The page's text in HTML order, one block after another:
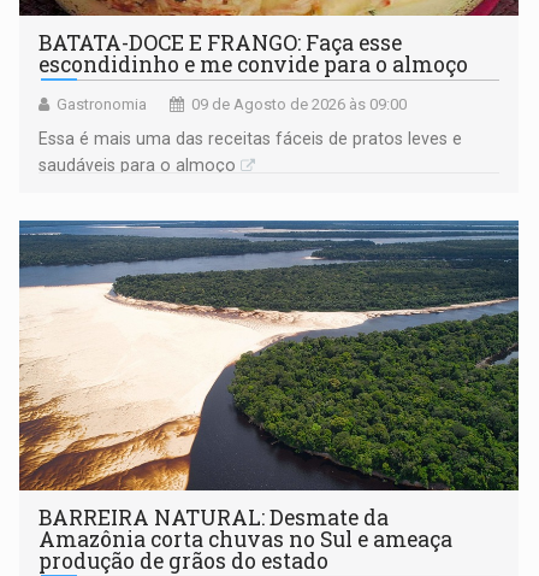
BATATA-DOCE E FRANGO: Faça esse
escondidinho e me convide para o almoço
Gastronomia 09 de Agosto de 2026 às 09:00
Essa é mais uma das receitas fáceis de pratos leves e
saudáveis para o almoço
BARREIRA NATURAL: Desmate da
Amazônia corta chuvas no Sul e ameaça
produção de grãos do estado